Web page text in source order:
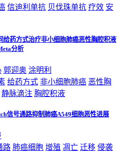
信迪利单抗 贝伐珠单抗 疗效 安
给药方式治疗非小细胞肺癌恶性胸腔积液
分析
郭迎奥 涂明利
给药方式 非小细胞肺癌 恶性胸
静脉滴注 胸腔积液
信号通路抑制肺癌A549细胞恶性进展
路 肺癌细胞 增殖 凋亡 迁移 侵袭